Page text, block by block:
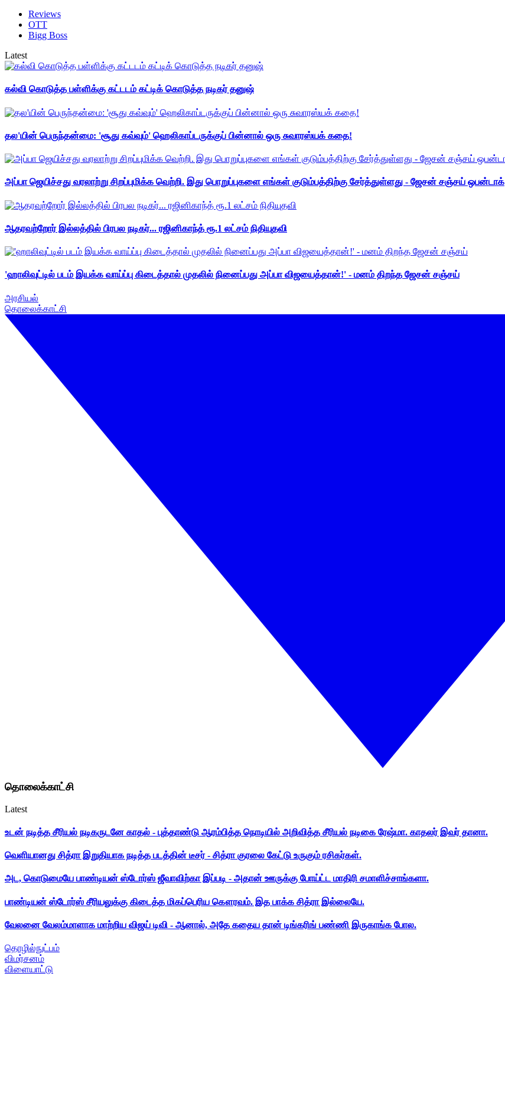
Reviews
OTT
Bigg Boss
Latest
கல்வி கொடுத்த பள்ளிக்கு கட்டடம் கட்டிக் கொடுத்த நடிகர் தனுஷ்
தல'யின் பெருந்தன்மை: 'சூது கவ்வும்' ஹெலிகாப்டருக்குப் பின்னால் ஒரு சுவாரஸ்யக் கதை!
அப்பா ஜெயிச்சது வரலாற்று சிறப்புமிக்க வெற்றி. இது பொறுப்புகளை எங்கள் குடும்பத்திற்கு சேர்த்துள்ளது - ஜேசன் சஞ்சய் ஒபன்டாக்
ஆதரவற்றோர் இல்லத்தில் பிரபல நடிகர்... ரஜினிகாந்த் ரூ.1 லட்சம் நிதியுதவி
'ஹாலிவுட்டில் படம் இயக்க வாய்ப்பு கிடைத்தால் முதலில் நினைப்பது அப்பா விஜயைத்தான்!' - மனம் திறந்த ஜேசன் சஞ்சய்
அரசியல்
தொலைக்காட்சி
தொலைக்காட்சி
Latest
உடன் நடித்த சீரியல் நடிகருடனே காதல் - புத்தாண்டு ஆரம்பித்த நொடியில் அறிவித்த சீரியல் நடிகை ரேஷ்மா. காதலர் இவர் தானா.
வெளியானது சித்ரா இறுதியாக நடித்த படத்தின் டீசர் - சித்ரா குரலை கேட்டு உருகும் ரசிகர்கள்.
அட, கொடுமையே பாண்டியன் ஸ்டோர்ஸ் ஜீவாவிற்கா இப்படி - அதான் ஊருக்கு போய்ட்ட மாதிரி சமாளிச்சாங்களா.
பாண்டியன் ஸ்டோர்ஸ் சீரியலுக்கு கிடைத்த மிகப்பெரிய கௌரவம். இத பாக்க சித்ரா இல்லையே.
வேலனை வேலம்மாளாக மாற்றிய விஜய் டிவி - ஆனால், அதே கதைய தான் டிங்கரிங் பண்ணி இருகாங்க போல.
தொழில்நுட்பம்
விமர்சனம்
விளையாட்டு